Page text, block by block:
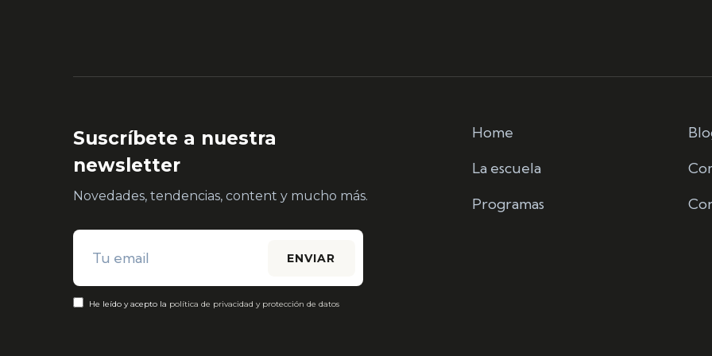
Suscríbete a nuestra
newsletter
Novedades, tendencias, content y mucho más.
He leído y acepto la política de privacidad y protección de datos
Home
La escuela
Programas